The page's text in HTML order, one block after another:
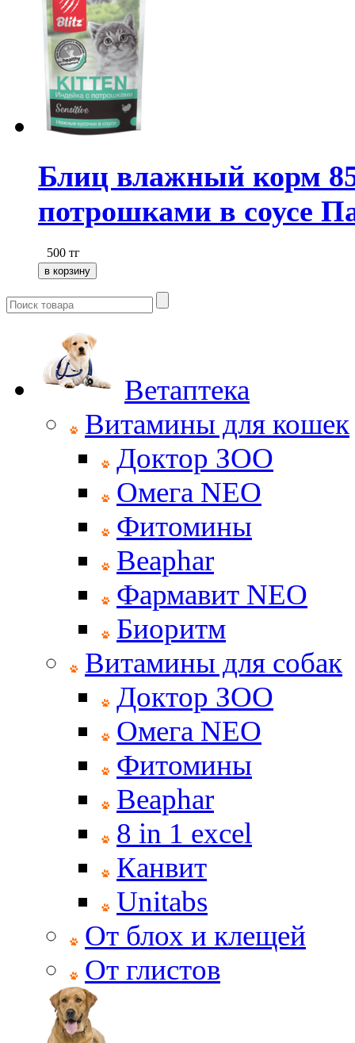
Блиц влажный корм
потрошками в соусе
500 тг
Ветаптека
Витамины для кошек
Доктор ЗОО
Омега NEO
Фитомины
Beaphar
Фармавит NEO
Биоритм
Витамины для собак
Доктор ЗОО
Омега NEO
Фитомины
Beaphar
8 in 1 excel
Канвит
Unitabs
От блох и клещей
От глистов